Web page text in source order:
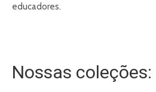
educadores.
Nossas coleções: